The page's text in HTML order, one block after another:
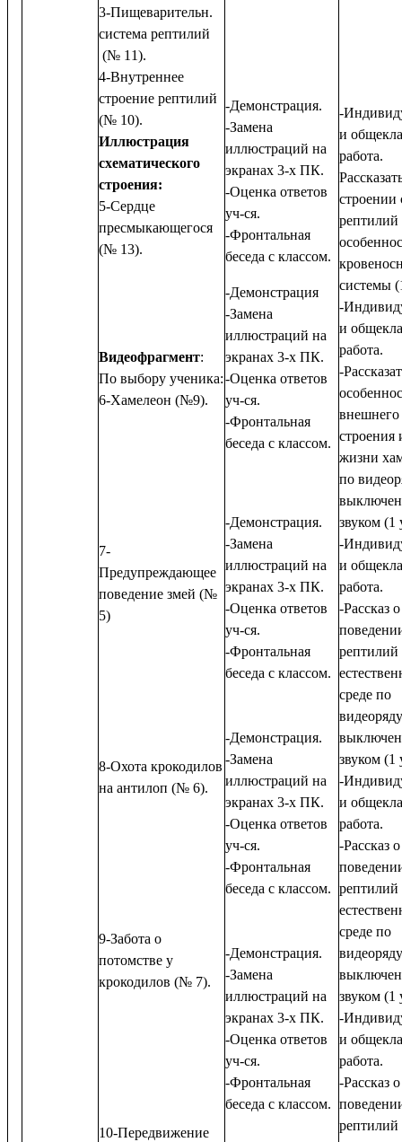
3-Пищеварительн.
система рептилий
(№ 11).
4-Внутреннее
строение рептилий
(№ 10).
Иллюстрация
схематического
строения:
5-Сердце
пресмыкающегося
(№ 13).
Видеофрагмент:
По выбору ученика:
6-Хамелеон (№9).
7-
Предупреждающее
поведение змей (№
5)
8-Охота крокодилов
на антилоп (№ 6).
9-Забота о
потомстве у
крокодилов (№ 7).
10-Передвижение
-Демонстрация.
-Замена
иллюстраций на
экранах 3-х ПК.
-Оценка ответов
уч-ся.
-Фронтальная
беседа с классом.
-Демонстрация
-Замена
иллюстраций на
экранах 3-х ПК.
-Оценка ответов
уч-ся.
-Фронтальная
беседа с классом.
-Демонстрация.
-Замена
иллюстраций на
экранах 3-х ПК.
-Оценка ответов
уч-ся.
-Фронтальная
беседа с классом.
-Демонстрация.
-Замена
иллюстраций на
экранах 3-х ПК.
-Оценка ответов
уч-ся.
-Фронтальная
беседа с классом.
-Демонстрация.
-Замена
иллюстраций на
экранах 3-х ПК.
-Оценка ответов
уч-ся.
-Фронтальная
беседа с классом.
-
и
работа.
строении
рептилий
системы
-
и
работа.
-
внешнего
строения
жизни
по
звуком (1
-
и
работа.
-Рассказ о
рептилий
среде по
звуком (1
-
и
работа.
-Рассказ о
рептилий
среде по
звуком (1
-
и
работа.
-Рассказ о
рептилий